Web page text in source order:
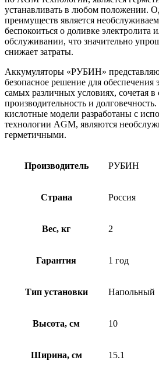
устанавливать в любом положении.
преимуществ является
беспокоиться о доливке электролита
обслуживании, что значительно
снижает затраты.
Аккумуляторы «РУБИН»
безопасное решение для обеспечения
самых различных условиях, сочетая
производительность и
кислотные модели разработаны с
технологии AGM, являются
герметичными.
Производитель РУБИН
Страна Россия
Вес, кг 2
Гарантия 1 год
Тип установки Напольный
Высота, см 10
Ширина, см 15.1